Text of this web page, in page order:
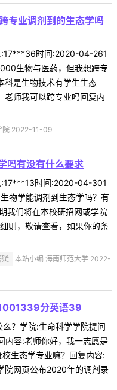
专业调剂到的生态学吗
:17***36时间:2020-04-261
生物与医药，但我想跨专
科是生物技术有学生生态
老师我可以跨专业吗回复内
院 2022-11-09
吗有没有什么要求
:17***13时间:2020-04-301
物学能调剂到生态学吗？有
我们将在本校研招网或学院
则，敬请查看，如果你的条
疑
本站小编 海南师范大学 2022-
分英语39
？学院:生命科学学院提问
容:老师你好，我一志愿是
生态学专业嘛？回复内容:
院网页公布2020年的调剂录